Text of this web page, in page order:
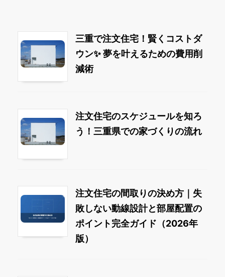
三重で注文住宅！賢くコストダ
ウン✨ 夢を叶えるための費用削
減術
注文住宅のスケジュールを知ろ
う！三重県での家づくりの流れ
注文住宅の間取りの決め方｜失
敗しない動線設計と部屋配置の
ポイント完全ガイド（2026年
版）